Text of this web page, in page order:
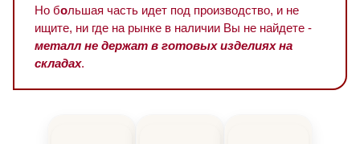
Но большая часть идет под производство, и не
ищите, ни где на рынке в наличии Вы не найдете -
металл не держат в готовых изделиях на
складах.